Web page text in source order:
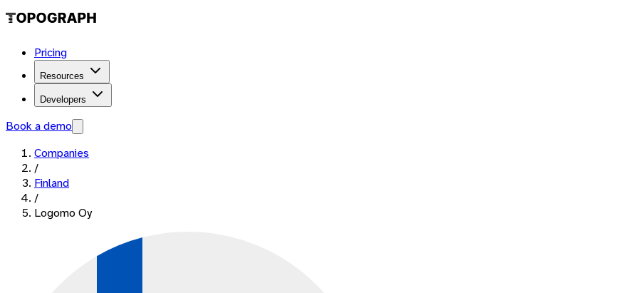
Pricing
Resources
Developers
Book a demo
Companies
/
Finland
/
Logomo Oy